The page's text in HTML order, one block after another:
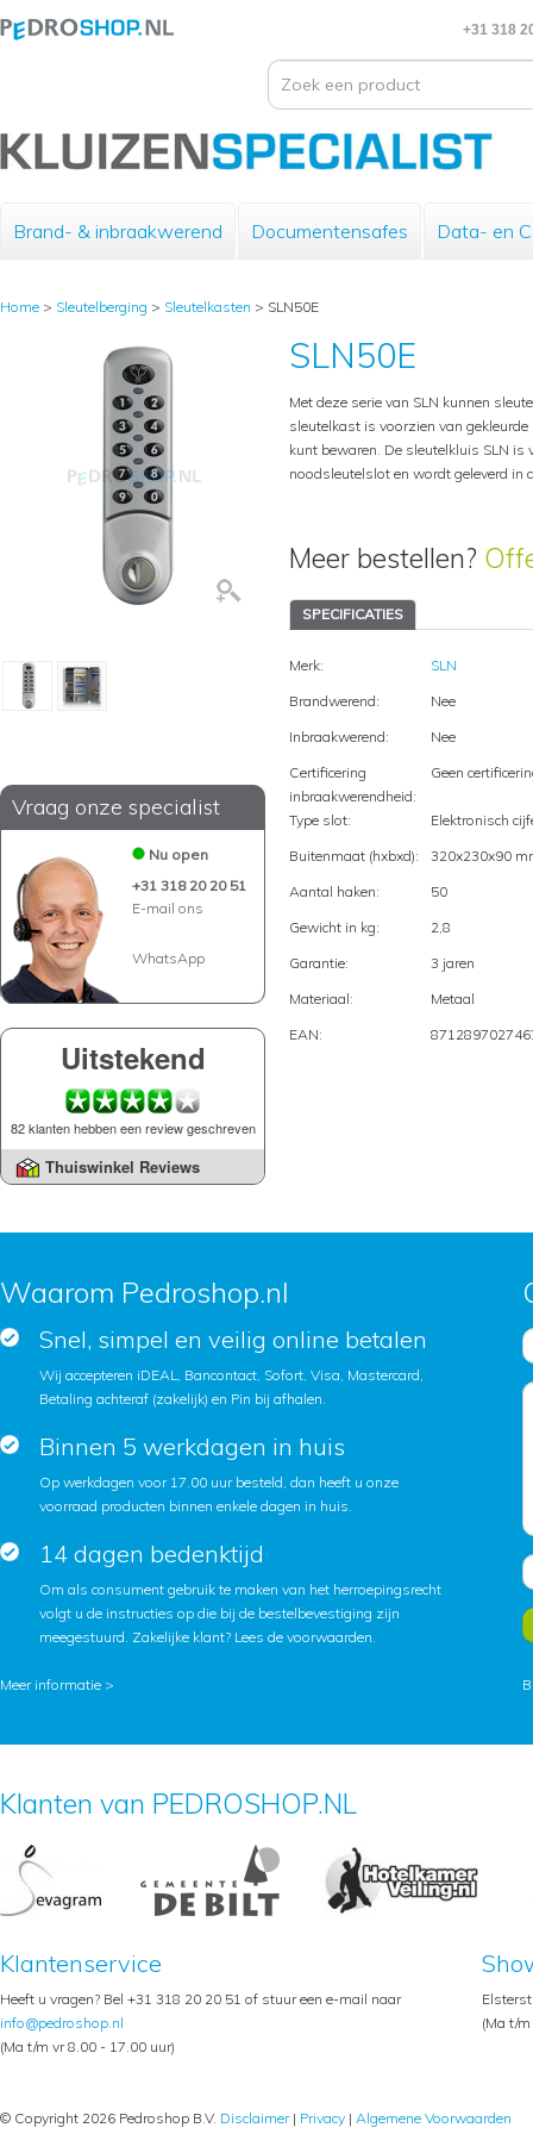
+31 318
Brand- & inbraakwerend Documentensafes Data- en
Home > Sleutelberging > Sleutelkasten > SLN50E
Vraag onze specialist
Nu open
+31 318 20 20 51
E-mail ons
WhatsApp
Uitstekend
82 klanten hebben een review geschreven
Thuiswinkel Reviews
SLN50E
Met deze serie van SLN kunnen
sleutelkast is voorzien van
kunt bewaren. De sleutelkluis SLN
noodsleutelslot en wordt geleverd in
Meer bestellen?
SPECIFICATIES
Merk:
SLN
Brandwerend:
Nee
Inbraakwerend:
Nee
Certificering
inbraakwerendheid:
Geen
Type slot:
Elektronisch
Buitenmaat (hxbxd):
320x230x90
Aantal haken:
50
Gewicht in kg:
2,8
Garantie:
3 jaren
Materiaal:
Metaal
EAN:
Waarom Pedroshop.nl
Snel, simpel en veilig online betalen
Wij accepteren iDEAL, Bancontact, Sofort, Visa, Mastercard,
Betaling achteraf (zakelijk) en Pin bij afhalen.
Binnen 5 werkdagen in huis
Op werkdagen voor 17.00 uur besteld, dan heeft u onze
voorraad producten binnen enkele dagen in huis.
14 dagen bedenktijd
Om als consument gebruik te maken van het herroepingsrecht
volgt u de instructies op die bij de bestelbevestiging zijn
meegestuurd. Zakelijke klant? Lees de voorwaarden.
Meer informatie >
Klanten van PEDROSHOP.NL
Klantenservice
Heeft u vragen? Bel +31 318 20 20 51 of stuur een e-mail naar
info@pedroshop.nl
(Ma t/m vr 8.00 - 17.00 uur)
(Ma t/
© Copyright 2026 Pedroshop B.V. Disclaimer| Privacy | Algemene Voorwaarden